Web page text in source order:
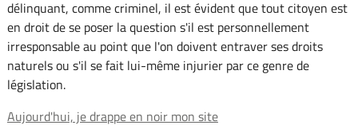
délinquant, comme criminel, il est évident que tout citoyen est
en droit de se poser la question s'il est personnellement
irresponsable au point que l'on doivent entraver ses droits
naturels ou s'il se fait lui-même injurier par ce genre de
législation.
Aujourd'hui, je drappe en noir mon site